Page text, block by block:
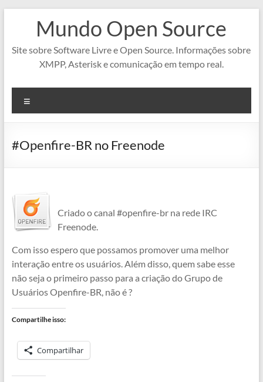
conteúdo
Mundo Open Source
Site sobre Software Livre e Open Source. Informações sobre
XMPP, Asterisk e comunicação em tempo real.
#Openfire-BR no Freenode
Criado o canal #openfire-br na rede IRC
Freenode.
Com isso espero que possamos promover uma melhor
interação entre os usuários. Além disso, quem sabe esse
não seja o primeiro passo para a criação do Grupo de
Usuários Openfire-BR, não é ?
Compartilhe isso:
Compartilhar